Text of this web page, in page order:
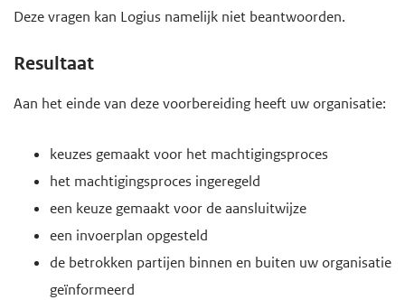
Deze vragen kan Logius namelijk niet beantwoorden.
Resultaat
Aan het einde van deze voorbereiding heeft uw organisatie:
keuzes gemaakt voor het machtigingsproces
het machtigingsproces ingeregeld
een keuze gemaakt voor de aansluitwijze
een invoerplan opgesteld
de betrokken partijen binnen en buiten uw organisatie
geïnformeerd